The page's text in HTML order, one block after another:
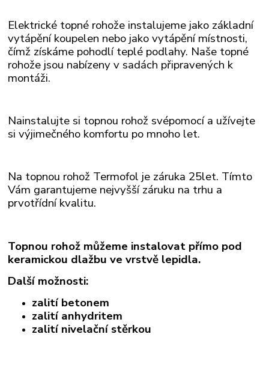
Elektrické topné rohože instalujeme jako základní
vytápění koupelen nebo jako vytápění místnosti,
čímž získáme pohodlí teplé podlahy. Naše topné
rohože jsou nabízeny v sadách připravených k
montáži.
Nainstalujte si topnou rohož svépomocí a užívejte
si výjimečného komfortu po mnoho let.
Na topnou rohož Termofol je záruka 25let. Tímto
Vám garantujeme nejvyšší záruku na trhu a
prvotřídní kvalitu.
Topnou rohož můžeme instalovat přímo pod
keramickou dlažbu ve vrstvě lepidla.
Další možnosti:
zalití betonem
zalití anhydritem
zalití nivelační stěrkou